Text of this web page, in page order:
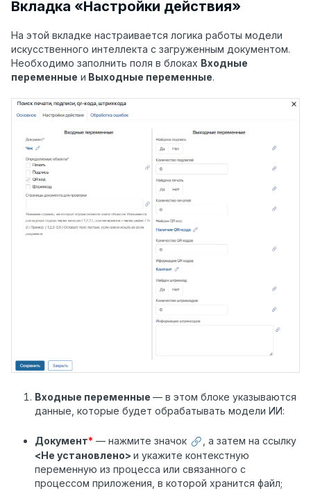
Вкладка «Настройки действия»
На этой вкладке настраивается логика работы модели
искусственного интеллекта с загруженным документом.
Необходимо заполнить поля в блоках Входные
переменные и Выходные переменные.
Входные переменные — в этом блоке указываются
данные, которые будет обрабатывать модели ИИ:
Документ* — нажмите значок
, а затем на ссылку
<Не установлено> и укажите контекстную
переменную из процесса или связанного с
процессом приложения, в которой хранится файл;